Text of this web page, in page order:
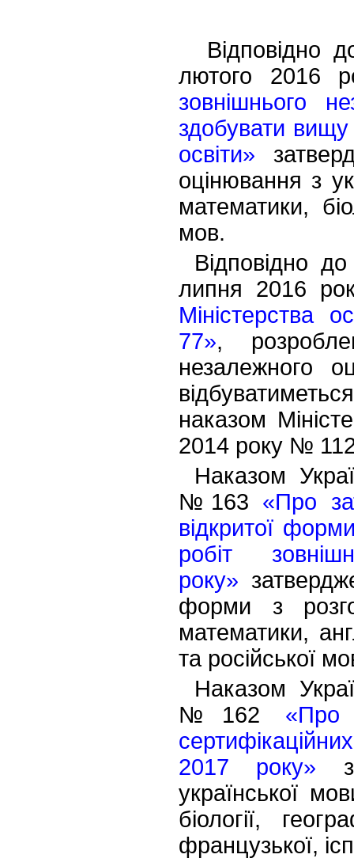
Відповідно
лютого
зовнішнього
здобувати вищу
освіти»
оцінювання з
математики,
мов.
Відповідно
липня 2016
Міністерства
77»,
незалежного
наказом
2014 року №
Наказом
№163 «Про
відкритої
робіт
року»
форми з
математики,
та російської
Наказом
№162 «Про
2017 року»
української
біології,
французької,